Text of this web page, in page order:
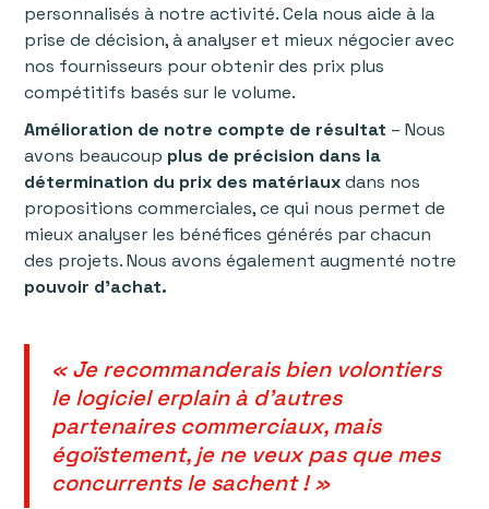
personnalisés à notre activité. Cela nous aide à la
prise de décision, à analyser et mieux négocier avec
nos fournisseurs pour obtenir des prix plus
compétitifs basés sur le volume.
Amélioration de notre compte de résultat – Nous
avons beaucoup plus de précision dans la
détermination du prix des matériauxdans nos
propositions commerciales, ce qui nous permet de
mieux analyser les bénéfices générés par chacun
des projets. Nous avons également augmenté notre
pouvoir d'achat.
« Je recommanderais bien volontiers
le logiciel erplain à d'autres
partenaires commerciaux, mais
égoïstement, je ne veux pas que mes
concurrents le sachent ! »